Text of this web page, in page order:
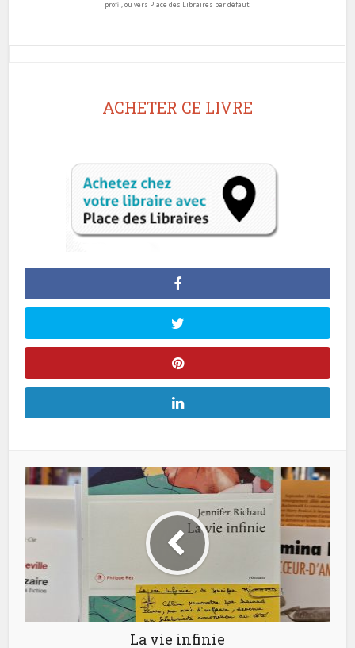
profil, ou vers Place des Libraires par défaut.
ACHETER CE LIVRE
La vie infinie